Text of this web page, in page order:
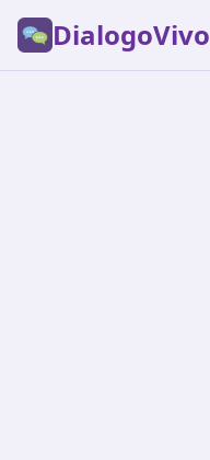
DialogoVivo